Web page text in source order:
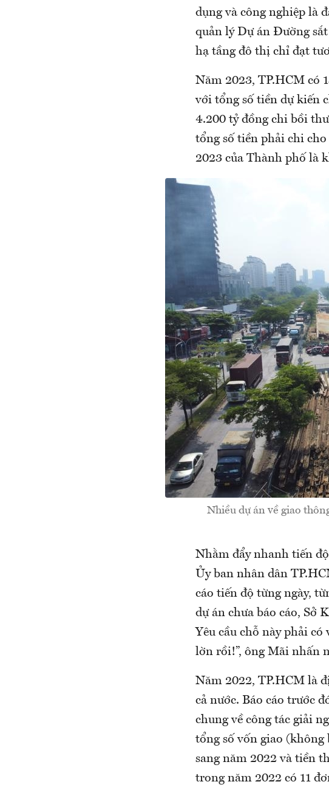
dụng và công nghiệp là
quản lý Dự án Đường
hạ tầng đô thị chỉ đạt
Năm 2023, TP.HCM có
với tổng số tiền dự kiến
4.200 tỷ đồng chi bồi
tổng số tiền phải chi
2023 của Thành phố là
Nhiều dự án về giao
Nhằm đẩy nhanh tiến
Ủy ban nhân dân
cáo tiến độ từng ngày,
dự án chưa báo cáo, Sở
Yêu cầu chỗ này phải
lờn rồi!”, ông Mãi nhấn
Năm 2022, TP.HCM là
cả nước. Báo cáo trước
chung về công tác giải
tổng số vốn giao (không
sang năm 2022 và tiền
trong năm 2022 có 11